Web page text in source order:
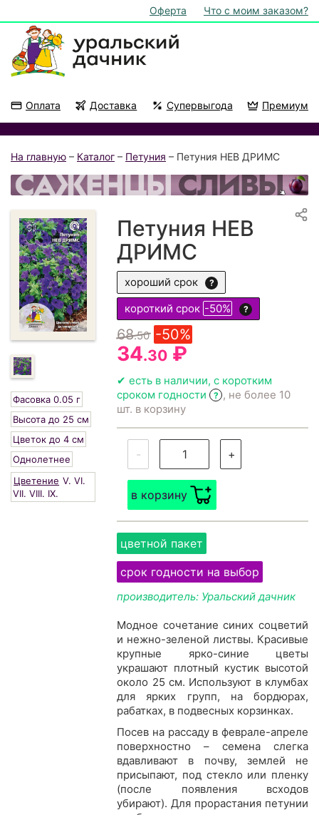
Оферта Что с моим заказом?
Оплата Доставка Супервыгода Премиум
На главную – Каталог – Петуния – Петуния НЕВ ДРИМС
Фасовка 0.05 г
Высота до 25 см
Цветок до 4 см
Однолетнее
Цветение V. VI.
VII. VIII. IX.
Петуния НЕВ
ДРИМС
хороший срок ?
короткий срок -50% ?
68.50 -50%
34.30 ₽
✔ есть в наличии, с коротким
сроком годности ? , не более 10
шт. в корзину
- +
в корзину
цветной пакет
срок годности на выбор
производитель: Уральский дачник
Модное сочетание синих соцветий
и нежно-зеленой листвы. Красивые
крупные ярко-синие цветы
украшают плотный кустик высотой
около 25 см. Используют в клумбах
для ярких групп, на бордюрах,
рабатках, в подвесных корзинках.
Посев на рассаду в феврале-апреле
поверхностно – семена слегка
вдавливают в почву, землей не
присыпают, под стекло или пленку
(после появления всходов
убирают). Для прорастания петунии